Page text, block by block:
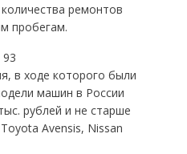
ремонтов
пробегам.
в ходе которого были
машин в России
рублей и не старше
Avensis, Nissan